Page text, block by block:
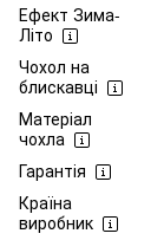
Ефект Зима-
Літо
Чохол на
блискавці
Матеріал
чохла
Гарантія
Країна
виробник